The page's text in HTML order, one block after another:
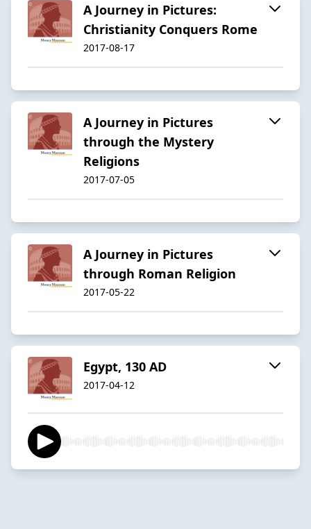
A Journey in Pictures:
Christianity Conquers Rome
2017-08-17
A Journey in Pictures
through the Mystery
Religions
2017-07-05
A Journey in Pictures
through Roman Religion
2017-05-22
Egypt, 130 AD
2017-04-12